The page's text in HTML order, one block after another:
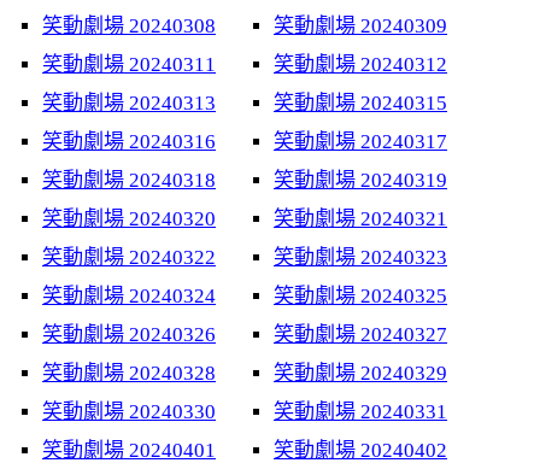
笑動劇場 20240308
笑動劇場 20240309
笑動劇場 20240311
笑動劇場 20240312
笑動劇場 20240313
笑動劇場 20240315
笑動劇場 20240316
笑動劇場 20240317
笑動劇場 20240318
笑動劇場 20240319
笑動劇場 20240320
笑動劇場 20240321
笑動劇場 20240322
笑動劇場 20240323
笑動劇場 20240324
笑動劇場 20240325
笑動劇場 20240326
笑動劇場 20240327
笑動劇場 20240328
笑動劇場 20240329
笑動劇場 20240330
笑動劇場 20240331
笑動劇場 20240401
笑動劇場 20240402